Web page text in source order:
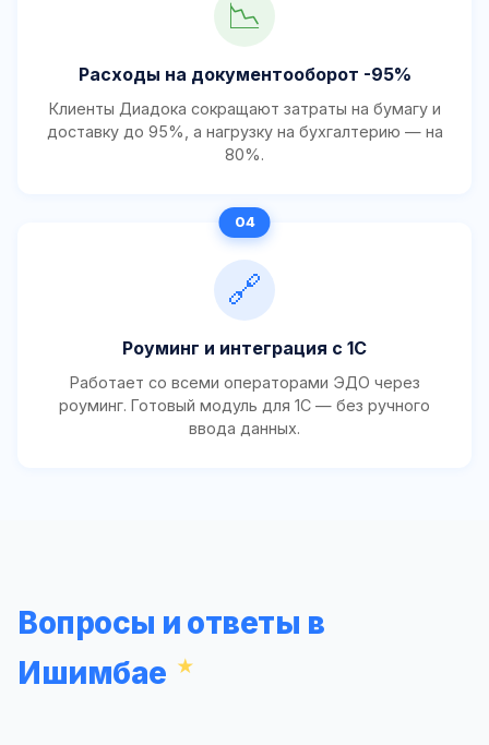
📉
Расходы на документооборот -95%
Клиенты Диадока сокращают затраты на бумагу и
доставку до 95%, а нагрузку на бухгалтерию — на
80%.
🔗
Роуминг и интеграция с 1С
Работает со всеми операторами ЭДО через
роуминг. Готовый модуль для 1С — без ручного
ввода данных.
Вопросы и ответы в
Ишимбае